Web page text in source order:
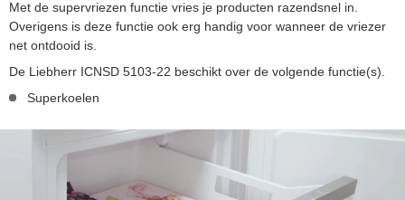
Met de supervriezen functie vries je producten razendsnel in.
Overigens is deze functie ook erg handig voor wanneer de vriezer
net ontdooid is.
De Liebherr ICNSD 5103-22 beschikt over de volgende functie(s).
Superkoelen